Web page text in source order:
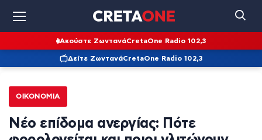
Ακούστε ΖωντανάCretaOne Radio 102,3
Δείτε ΖωντανάCretaOne Radio 102,3
ΟΙΚΟΝΟΜΊΑ
Νέο επίδομα ανεργίας: Πότε